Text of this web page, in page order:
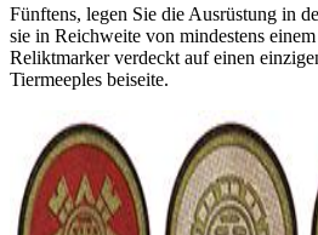
Fünftens, legen Sie die Ausrüstung in
sie in Reichweite von mindestens
Reliktmarker verdeckt auf einen
Tiermeeples beiseite.